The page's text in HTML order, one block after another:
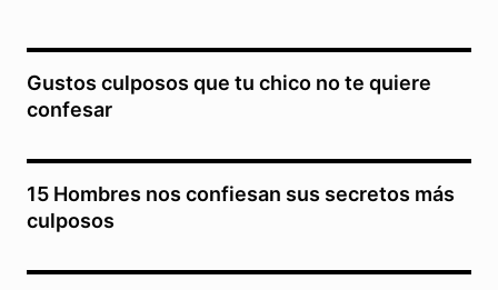
Gustos culposos que tu chico no te quiere
confesar
15 Hombres nos confiesan sus secretos más
culposos